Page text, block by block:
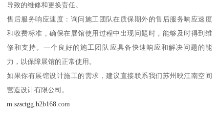
导致的维修和更换责任。
售后服务响应速度：询问施工团队在质保期外的售后服务响应速度
和收费标准，确保在展馆使用过程中出现问题时，能够及时得到维
修和支持。一个良好的施工团队应具备快速响应和解决问题的能
力，以保障展馆的正常使用。
如果你有展馆设计施工的需求，建议直接联系我们苏州映江南空间
营造设计有限公司。
m.szsctgg.b2b168.com